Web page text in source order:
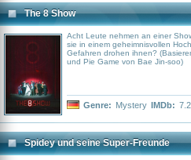
The 8 Show
Acht Leute nehmen an einer
sie in einem geheimnisvollen
Gefahren drohen ihnen?
und Pie Game von Bae Jin-soo)
Genre: Mystery IMDb:
Spidey und seine Super-Freunde